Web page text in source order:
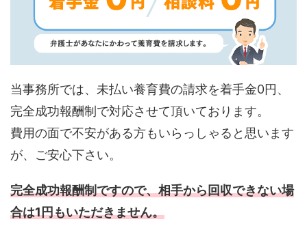
当事務所では、未払い養育費の請求を着手金0円、
完全成功報酬制で対応させて頂いております。
費用の面で不安がある方もいらっしゃると思います
が、ご安心下さい。
完全成功報酬制ですので、相手から回収できない場
合は1円もいただきません。